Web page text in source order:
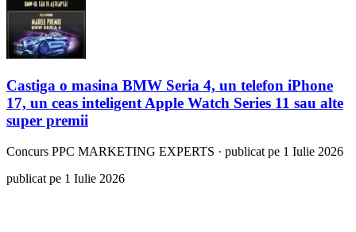
Castiga o masina BMW Seria 4, un telefon iPhone
17, un ceas inteligent Apple Watch Series 11 sau alte
super premii
Concurs PPC MARKETING EXPERTS · publicat pe 1 Iulie 2026
publicat pe 1 Iulie 2026